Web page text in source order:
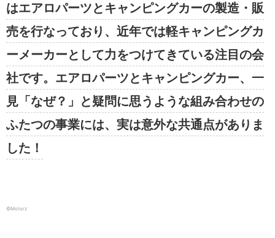
はエアロパーツとキャンピングカーの製造・販
売を行なっており、近年では軽キャンピングカ
ーメーカーとして力をつけてきている注目の会
社です。エアロパーツとキャンピングカー、一
見「なぜ？」と疑問に思うような組み合わせの
ふたつの事業には、実は意外な共通点がありま
した！
©︎Motorz